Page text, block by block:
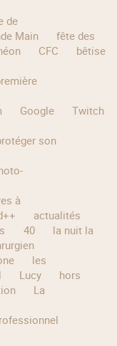
de
Main
fête des
CFC
bêtise
Google
Twitch
son
à
actualités
40
la nuit la
les
Lucy
hors
La